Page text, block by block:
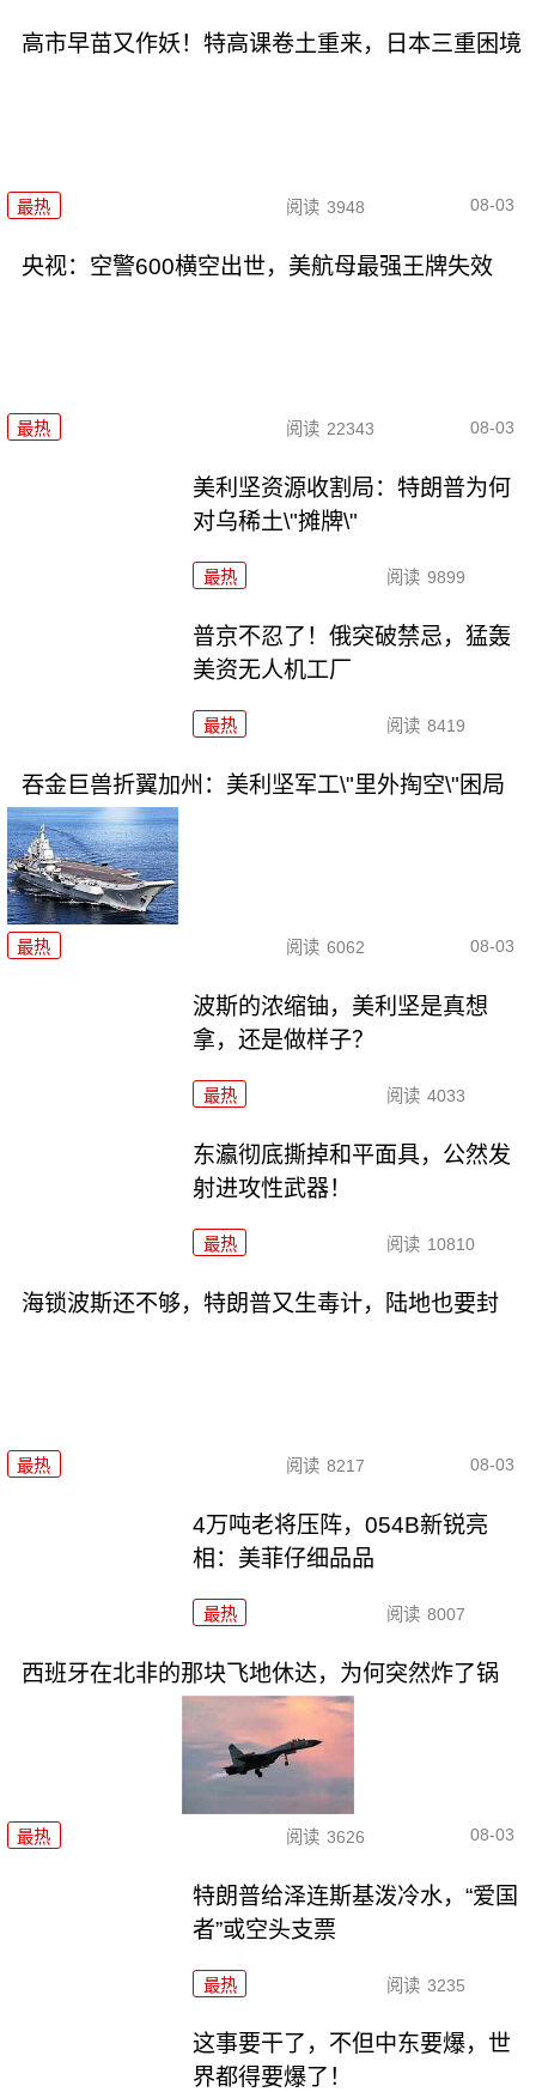
高市早苗又作妖！特高课卷土重来，日本三重困境
最热 阅读 3948 08-03
央视：空警600横空出世，美航母最强王牌失效
最热 阅读 22343 08-03
美利坚资源收割局：特朗普为何
对乌稀土\"摊牌\"
最热 阅读 9899
普京不忍了！俄突破禁忌，猛轰
美资无人机工厂
最热 阅读 8419
吞金巨兽折翼加州：美利坚军工\"里外掏空\"困局
最热 阅读 6062 08-03
波斯的浓缩铀，美利坚是真想
拿，还是做样子？
最热 阅读 4033
东瀛彻底撕掉和平面具，公然发
射进攻性武器！
最热 阅读 10810
海锁波斯还不够，特朗普又生毒计，陆地也要封
最热 阅读 8217 08-03
4万吨老将压阵，054B新锐亮
相：美菲仔细品品
最热 阅读 8007
西班牙在北非的那块飞地休达，为何突然炸了锅
最热 阅读 3626 08-03
特朗普给泽连斯基泼冷水，“爱国
者”或空头支票
最热 阅读 3235
这事要干了，不但中东要爆，世
界都得要爆了！